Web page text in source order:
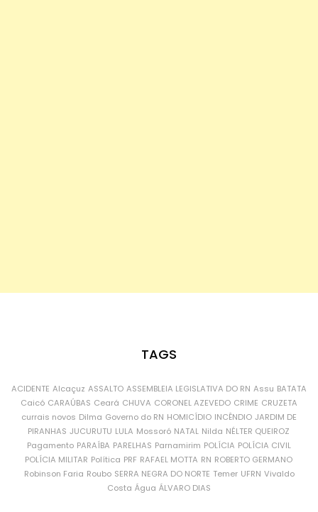
TAGS
ACIDENTE Alcaçuz ASSALTO ASSEMBLEIA LEGISLATIVA DO RN Assu BATATA
Caicó CARAÚBAS Ceará CHUVA CORONEL AZEVEDO CRIME CRUZETA
currais novos Dilma Governo do RN HOMICÍDIO INCÊNDIO JARDIM DE
PIRANHAS JUCURUTU LULA Mossoró NATAL Nilda NÉLTER QUEIROZ
Pagamento PARAÍBA PARELHAS Parnamirim POLÍCIA POLÍCIA CIVIL
POLÍCIA MILITAR Política PRF RAFAEL MOTTA RN ROBERTO GERMANO
Robinson Faria Roubo SERRA NEGRA DO NORTE Temer UFRN Vivaldo
Costa Água ÁLVARO DIAS